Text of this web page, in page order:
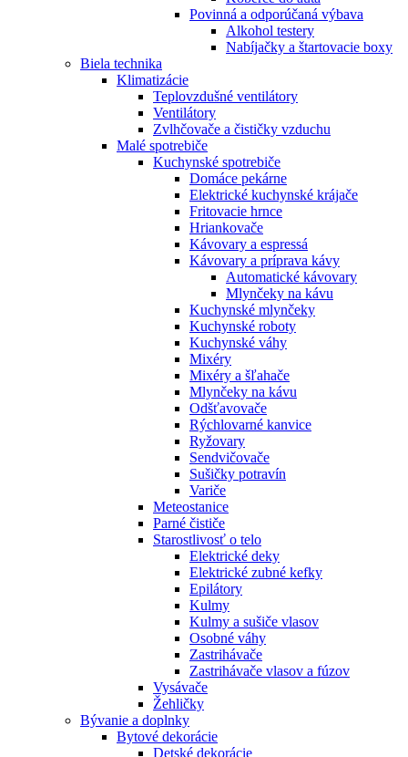
Povinná a odporúčaná výbava
Alkohol testery
Nabíjačky a štartovacie boxy
Biela technika
Klimatizácie
Teplovzdušné ventilátory
Ventilátory
Zvlhčovače a čističky vzduchu
Malé spotrebiče
Kuchynské spotrebiče
Domáce pekárne
Elektrické kuchynské krájače
Fritovacie hrnce
Hriankovače
Kávovary a espressá
Kávovary a príprava kávy
Automatické kávovary
Mlynčeky na kávu
Kuchynské mlynčeky
Kuchynské roboty
Kuchynské váhy
Mixéry
Mixéry a šľahače
Mlynčeky na kávu
Odšťavovače
Rýchlovarné kanvice
Ryžovary
Sendvičovače
Sušičky potravín
Variče
Meteostanice
Parné čističe
Starostlivosť o telo
Elektrické deky
Elektrické zubné kefky
Epilátory
Kulmy
Kulmy a sušiče vlasov
Osobné váhy
Zastrihávače
Zastrihávače vlasov a fúzov
Vysávače
Žehličky
Bývanie a doplnky
Bytové dekorácie
Detské dekorácie